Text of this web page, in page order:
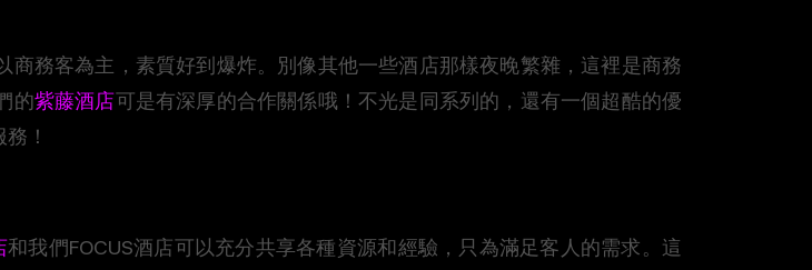
務客為主，素質好到爆炸。別像其他一些酒店那樣夜晚繁雜，這裡是商務
的紫藤酒店可是有深厚的合作關係哦！不光是同系列的，還有一個超酷的優
！
和我們FOCUS酒店可以充分共享各種資源和經驗，只為滿足客人的需求。這